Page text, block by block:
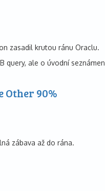
zasadil krutou ránu Oraclu.
ale o úvodní
Other 90%
zábava až do rána.